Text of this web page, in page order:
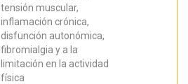
tensión muscular,
inflamación crónica,
disfunción autonómica,
fibromialgia y a la
limitación en la actividad
física